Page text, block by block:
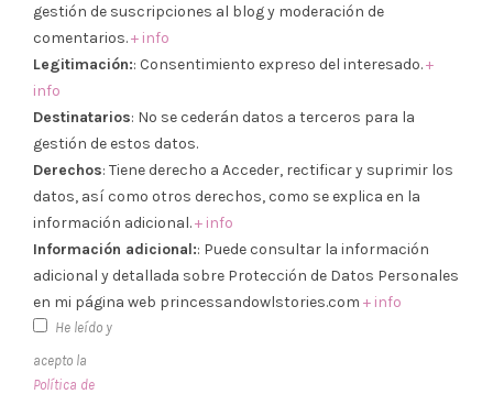
gestión de suscripciones al blog y moderación de
comentarios.+ info
Legitimación:: Consentimiento expreso del interesado.+
info
Destinatarios: No se cederán datos a terceros para la
gestión de estos datos.
Derechos: Tiene derecho a Acceder, rectificar y suprimir los
datos, así como otros derechos, como se explica en la
información adicional.+ info
Información adicional:: Puede consultar la información
adicional y detallada sobre Protección de Datos Personales
en mi página web princessandowlstories.com + info
He leído y
acepto la
Política de